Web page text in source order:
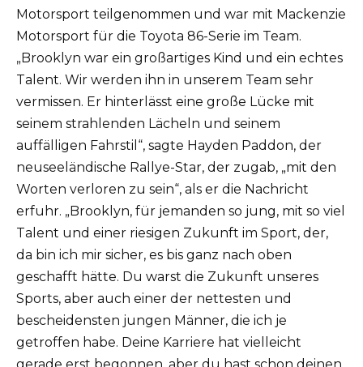
Motorsport teilgenommen und war mit Mackenzie
Motorsport für die Toyota 86-Serie im Team.
„Brooklyn war ein großartiges Kind und ein echtes
Talent. Wir werden ihn in unserem Team sehr
vermissen. Er hinterlässt eine große Lücke mit
seinem strahlenden Lächeln und seinem
auffälligen Fahrstil“, sagte Hayden Paddon, der
neuseeländische Rallye-Star, der zugab, „mit den
Worten verloren zu sein“, als er die Nachricht
erfuhr. „Brooklyn, für jemanden so jung, mit so viel
Talent und einer riesigen Zukunft im Sport, der,
da bin ich mir sicher, es bis ganz nach oben
geschafft hätte. Du warst die Zukunft unseres
Sports, aber auch einer der nettesten und
bescheidensten jungen Männer, die ich je
getroffen habe. Deine Karriere hat vielleicht